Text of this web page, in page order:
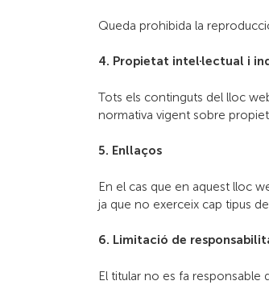
Queda prohibida la
4. Propietat intel·lectual i
Tots els continguts del lloc
normativa vigent sobre
5. Enllaços
En el cas que en aquest lloc
ja que no exerceix cap tipus
6. Limitació de
El titular no es fa responsable